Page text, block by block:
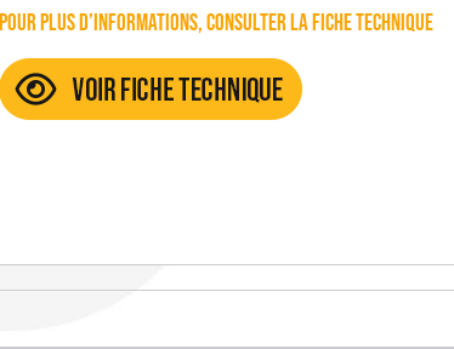
POUR PLUS D’INFORMATIONS, CONSULTER LA FICHE TECHNIQUE